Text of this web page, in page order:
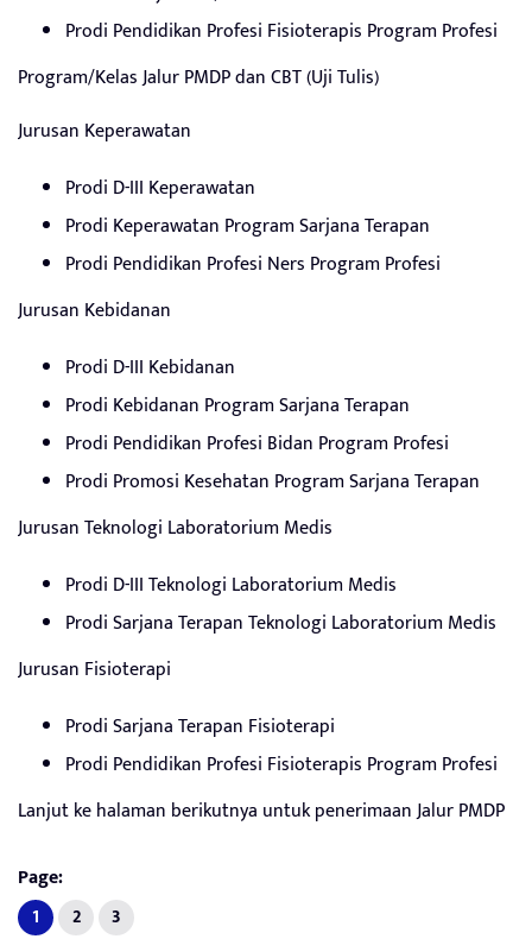
Prodi Pendidikan Profesi Fisioterapis Program Profesi
Program/Kelas Jalur PMDP dan CBT (Uji Tulis)
Jurusan Keperawatan
Prodi D-III Keperawatan
Prodi Keperawatan Program Sarjana Terapan
Prodi Pendidikan Profesi Ners Program Profesi
Jurusan Kebidanan
Prodi D-III Kebidanan
Prodi Kebidanan Program Sarjana Terapan
Prodi Pendidikan Profesi Bidan Program Profesi
Prodi Promosi Kesehatan Program Sarjana Terapan
Jurusan Teknologi Laboratorium Medis
Prodi D-III Teknologi Laboratorium Medis
Prodi Sarjana Terapan Teknologi Laboratorium Medis
Jurusan Fisioterapi
Prodi Sarjana Terapan Fisioterapi
Prodi Pendidikan Profesi Fisioterapis Program Profesi
Lanjut ke halaman berikutnya untuk penerimaan Jalur PMDP
Page:
1 2 3